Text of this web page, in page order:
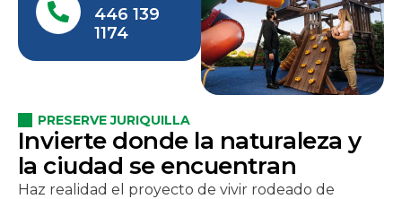
446 139
1174
PRESERVE JURIQUILLA
Invierte donde la naturaleza y
la ciudad se encuentran
Haz realidad el proyecto de vivir rodeado de